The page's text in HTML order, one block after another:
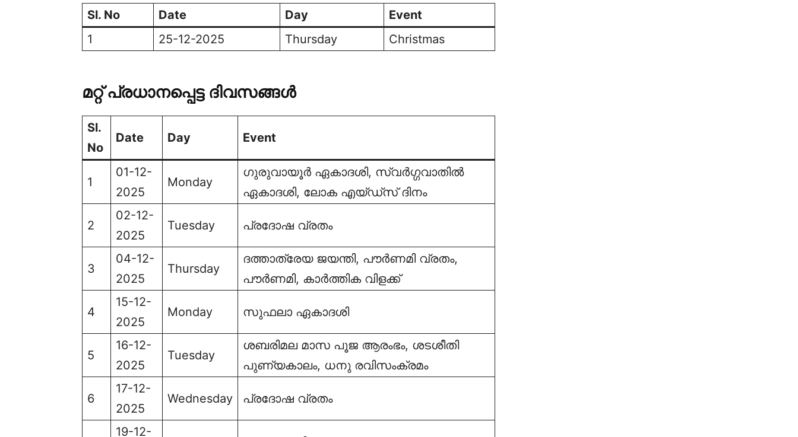
Sl. No Date Day
Event
1
25-12-2025 Thursday Christmas
മറ്റ് പ്രധാനപ്പെട്ട ദിവസങ്ങൾ
Sl.
No
Date Day Event
1
01-12-
2025
Monday
ഗുരുവായൂർ ഏകാദശി, സ്വർഗ്ഗവാതിൽ
ഏകാദശി, ലോക എയ്ഡ്സ് ദിനം
2
02-12-
2025
Tuesday പ്രദോഷ വ്രതം
3
04-12-
2025
Thursday
ദത്താത്രേയ ജയന്തി, പൗർണമി വ്രതം,
പൗർണമി, കാർത്തിക വിളക്ക്
4
15-12-
2025
Monday സുഫലാ ഏകാദശി
5
16-12-
2025
Tuesday
ശബരിമല മാസ പൂജ ആരംഭം, ശടശീതി
പുണ്യകാലം, ധനു രവിസംക്രമം
6
17-12-
2025
Wednesday പ്രദോഷ വ്രതം
19-12-